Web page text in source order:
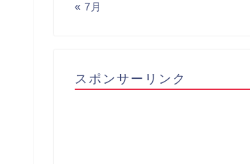
« 7月
スポンサーリンク